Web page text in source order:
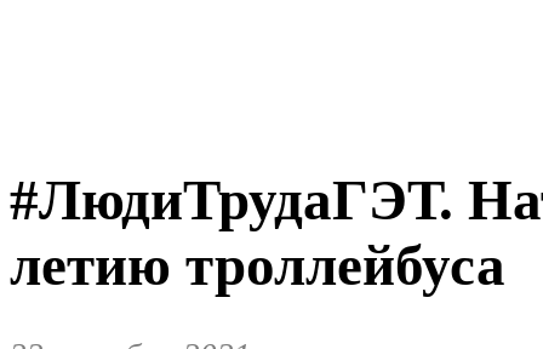
#ЛюдиТрудаГЭТ.
летию троллейбуса